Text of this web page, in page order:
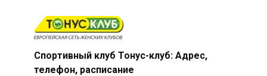
Спортивный клуб Тонус-клуб: Адрес,
телефон, расписание